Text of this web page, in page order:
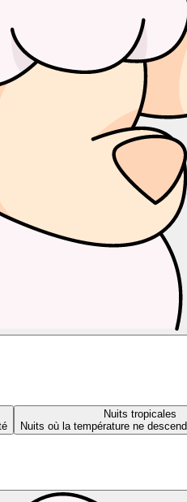
Nuits tropicales
Nuits où la température ne